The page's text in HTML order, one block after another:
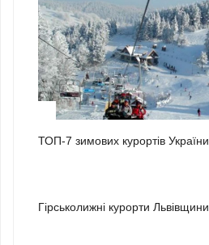
ТОП-7 зимових курортів України
Гірськолижні курорти Львівщини